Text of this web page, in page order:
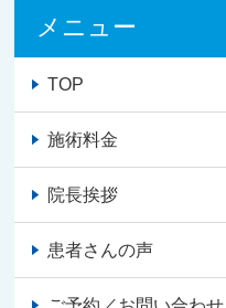
メニュー
TOP
施術料金
院長挨拶
患者さんの声